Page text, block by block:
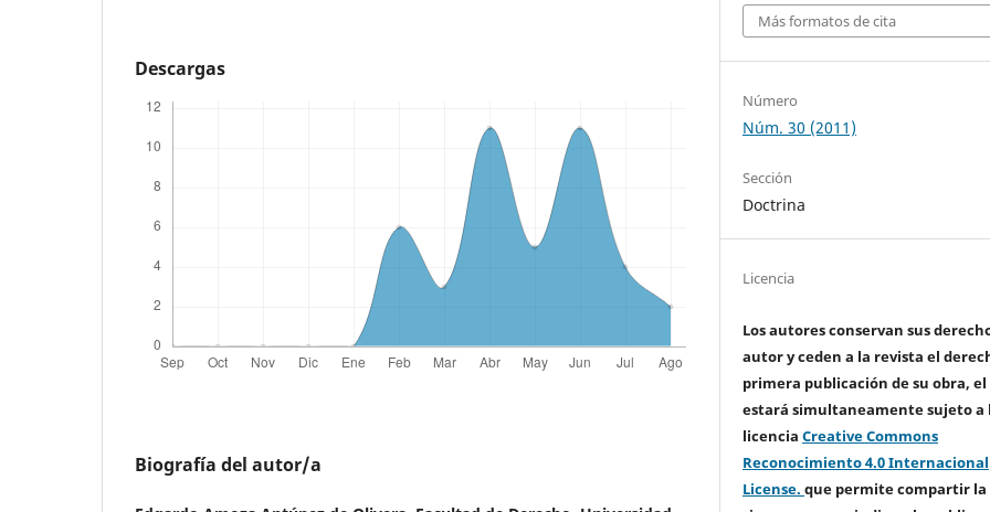
Descargas
Biografía del autor/a
Más formatos de cita
Número
Núm. 30 (2011)
Sección
Doctrina
Licencia
Los autores conservan sus
autor y ceden a la revista el
primera publicación de su obra, el
estará simultaneamente sujeto a
licenciaCreative Commons
Reconocimiento 4.0 Internacional
License.que permite compartir la